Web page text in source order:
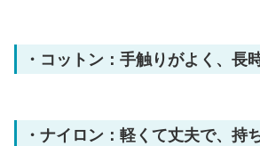
・コットン：手触りがよく、長
・ナイロン：軽くて丈夫で、持